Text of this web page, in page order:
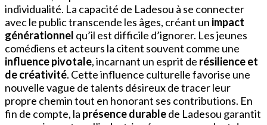
individualité. La capacité de Ladesou à se connecter
avec le public transcende les âges, créant un impact
générationnel qu’il est difficile d’ignorer. Les jeunes
comédiens et acteurs la citent souvent comme une
influence pivotale, incarnant un esprit de résilience et
de créativité. Cette influence culturelle favorise une
nouvelle vague de talents désireux de tracer leur
propre chemin tout en honorant ses contributions. En
fin de compte, la présence durablede Ladesou garantit